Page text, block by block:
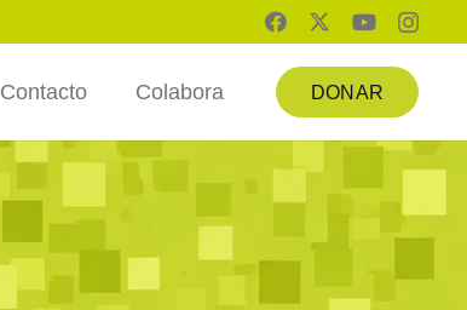
Contacto Colabora DONAR